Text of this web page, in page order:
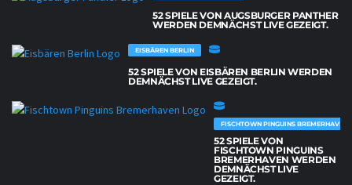
52 SPIELE VON AUGSBURGER PANTHER
WERDEN DEMNÄCHST LIVE GEZEIGT.
EISBÄREN BERLIN
52 SPIELE VON EISBÄREN BERLIN WERDEN
DEMNÄCHST LIVE GEZEIGT.
FISCHTOWN PINGUINS BREMERHAVEN
52 SPIELE VON
FISCHTOWN PINGUINS
BREMERHAVEN WERDEN
DEMNÄCHST LIVE
GEZEIGT.